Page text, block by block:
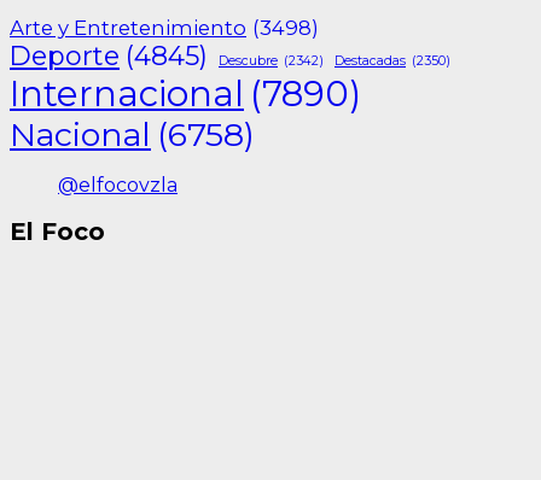
Arte y Entretenimiento (3498)
Deporte (4845) Descubre (2342) Destacadas (2350)
Internacional (7890)
Nacional (6758)
@elfocovzla
El Foco